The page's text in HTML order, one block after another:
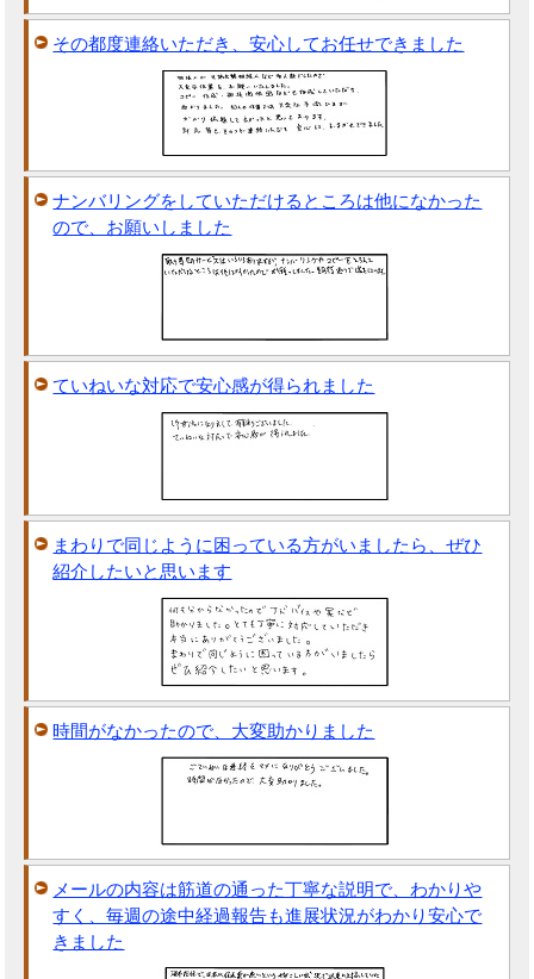
その都度連絡いただき、安心してお任せできました
ナンバリングをしていただけるところは他になかった
ので、お願いしました
ていねいな対応で安心感が得られました
まわりで同じように困っている方がいましたら、ぜひ
紹介したいと思います
時間がなかったので、大変助かりました
メールの内容は筋道の通った丁寧な説明で、わかりや
すく、毎週の途中経過報告も進展状況がわかり安心で
きました